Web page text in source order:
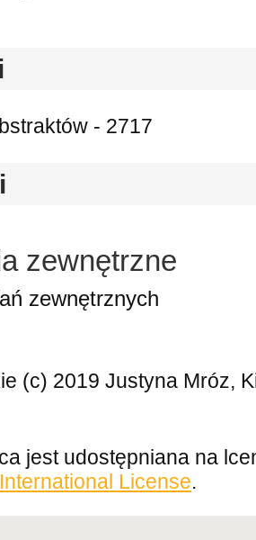
- 2717
zewnętrzne
zewnętrznych
(c) 2019 Justyna Mróz,
jest udostępniana na
License.